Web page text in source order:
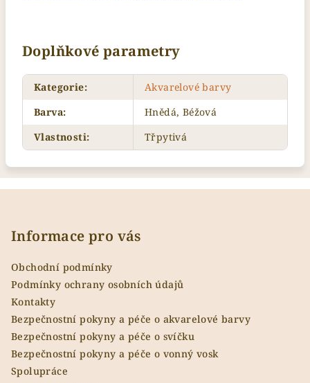
Doplňkové parametry
Kategorie:
Akvarelové barvy
Barva:
Hnědá, Béžová
Vlastnosti: Třpytivá
Informace pro vás
Obchodní podmínky
Podmínky ochrany osobních údajů
Kontakty
Bezpečnostní pokyny a péče o akvarelové barvy
Bezpečnostní pokyny a péče o svíčku
Bezpečnostní pokyny a péče o vonný vosk
Spolupráce